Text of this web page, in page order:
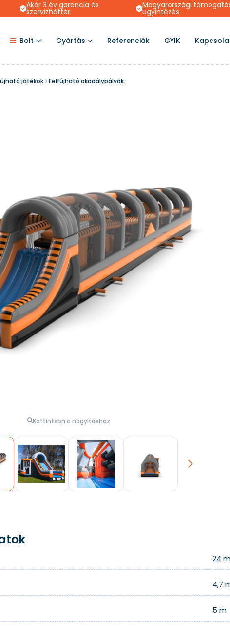
Akár 3 év garancia és
szervizháttér
Magyarországi
ügyintézés
Bolt Gyártás Referenciák GYIK
játékok Felfújható akadálypályák
Kattintson a nagyításhoz
24 m
4,7
5 m